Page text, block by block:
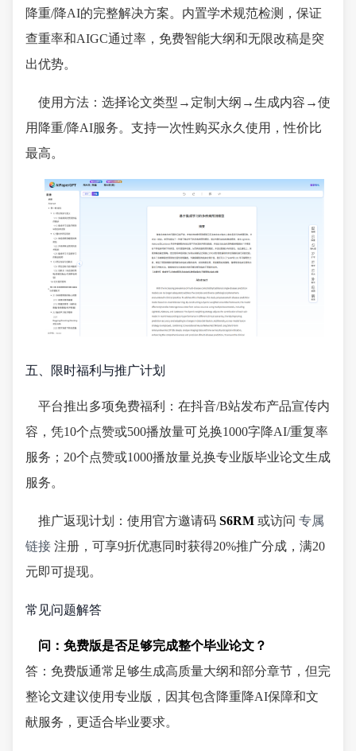
降重/降AI的完整解决方案。内置学术规范检测，保证
查重率和AIGC通过率，免费智能大纲和无限改稿是突
出优势。
使用方法：选择论文类型→定制大纲→生成内容→使
用降重/降AI服务。支持一次性购买永久使用，性价比
最高。
五、限时福利与推广计划
平台推出多项免费福利：在抖音/B站发布产品宣传内
容，凭10个点赞或500播放量可兑换1000字降AI/重复率
服务；20个点赞或1000播放量兑换专业版毕业论文生成
服务。
推广返现计划：使用官方邀请码 S6RM 或访问 专属
链接 注册，可享9折优惠同时获得20%推广分成，满20
元即可提现。
常见问题解答
问：免费版是否足够完成整个毕业论文？
答：免费版通常足够生成高质量大纲和部分章节，但完
整论文建议使用专业版，因其包含降重降AI保障和文
献服务，更适合毕业要求。